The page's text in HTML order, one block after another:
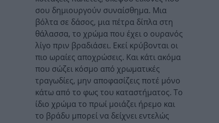
σου δημιουργούν συναίσθημα. Μια
βόλτα σε δάσος, μια πέτρα δίπλα στη
θάλασσα, το χρώμα που έχει ο ουρανός
λίγο πριν βραδιάσει. Εκεί κρύβονται οι
πιο ωραίες αποχρώσεις. Και κάτι ακόμα
που σώζει κόσμο από χρωματικές
τραγωδίες, μην αποφασίζεις ποτέ μόνο
κάτω από το φως του καταστήματος. Το
ίδιο χρώμα το πρωί μοιάζει ήρεμο και
το βράδυ μπορεί να δείχνει εντελώς